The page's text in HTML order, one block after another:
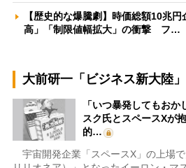
【歴史的な爆騰劇】時価総額10兆
高」「制限値幅拡大」の衝撃 フ…
大前研一「ビジネス新大陸
「いつ暴発してもお
スク氏とスペースXが
的…
宇宙開発企業「スペースX」の上場